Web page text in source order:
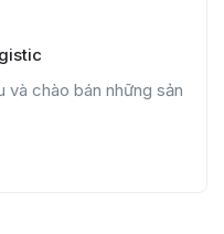
và chào bán những sản